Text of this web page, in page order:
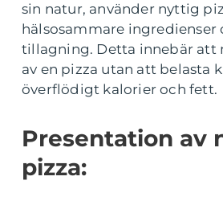
sin natur, använder nyttig
hälsosammare
tillagning. Detta innebär att
av en pizza utan att belasta
överflödigt kalorier och fett.
Presentation av
pizza: